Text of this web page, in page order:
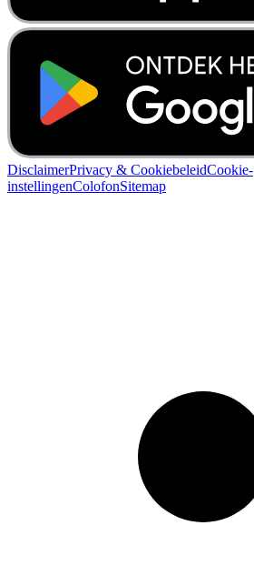
DisclaimerPrivacy & CookiebeleidCookie-
instellingenColofonSitemap